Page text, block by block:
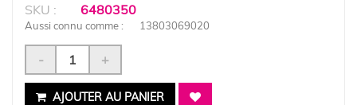
SKU : 6480350
Aussi connu comme : 13803069020
- +
AJOUTER AU PANIER